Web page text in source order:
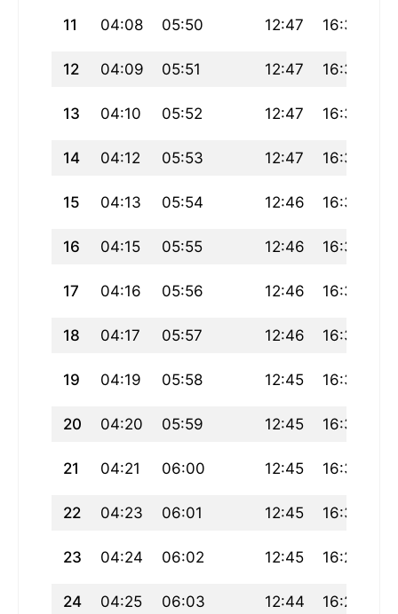
11 04:08 05:50 12:47 16:37
12 04:09 05:51 12:47 16:37
13 04:10 05:52 12:47 16:36
14 04:12 05:53 12:47 16:35
15 04:13 05:54 12:46 16:35
16 04:15 05:55 12:46 16:34
17 04:16 05:56 12:46 16:34
18 04:17 05:57 12:46 16:33
19 04:19 05:58 12:45 16:32
20 04:20 05:59 12:45 16:32
21 04:21 06:00 12:45 16:31
22 04:23 06:01 12:45 16:30
23 04:24 06:02 12:45 16:29
24 04:25 06:03 12:44 16:29